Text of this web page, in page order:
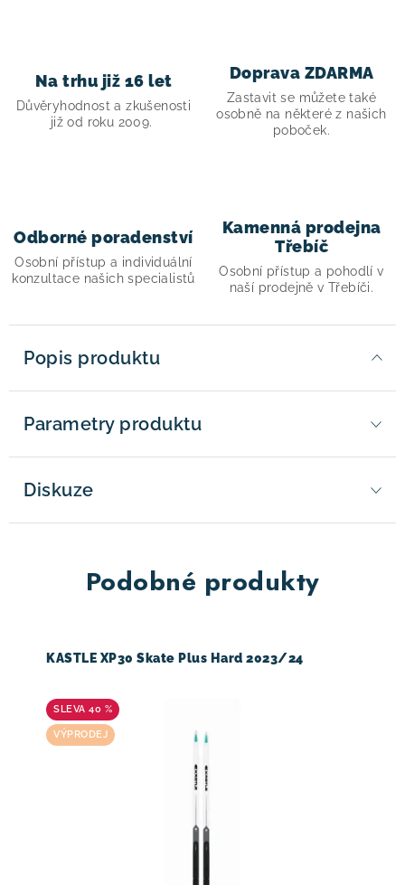
Na trhu již 16 let
Důvěryhodnost a zkušenosti
již od roku 2009.
Doprava ZDARMA
Zastavit se můžete také
osobně na některé z našich
poboček.
Odborné poradenství
Osobní přístup a individuální
konzultace našich specialistů
Kamenná prodejna
Třebíč
Osobní přístup a pohodlí v
naší prodejně v Třebíči.
Popis produktu
Parametry produktu
Diskuze
Podobné produkty
KASTLE XP30 Skate Plus Hard 2023/24
40 %
VÝPRODEJ